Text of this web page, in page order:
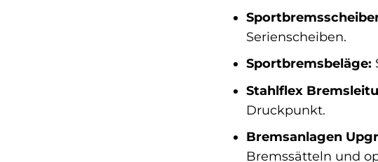
Serienscheiben.
Sportbremsbeläge:
Stahlflex
Druckpunkt.
Bremsanlagen
Bremssätteln und